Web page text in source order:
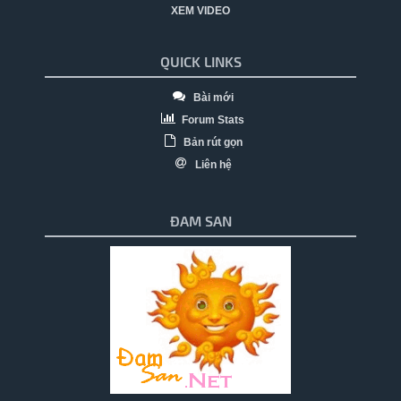
XEM VIDEO
QUICK LINKS
Bài mới
Forum Stats
Bản rút gọn
Liên hệ
ĐAM SAN